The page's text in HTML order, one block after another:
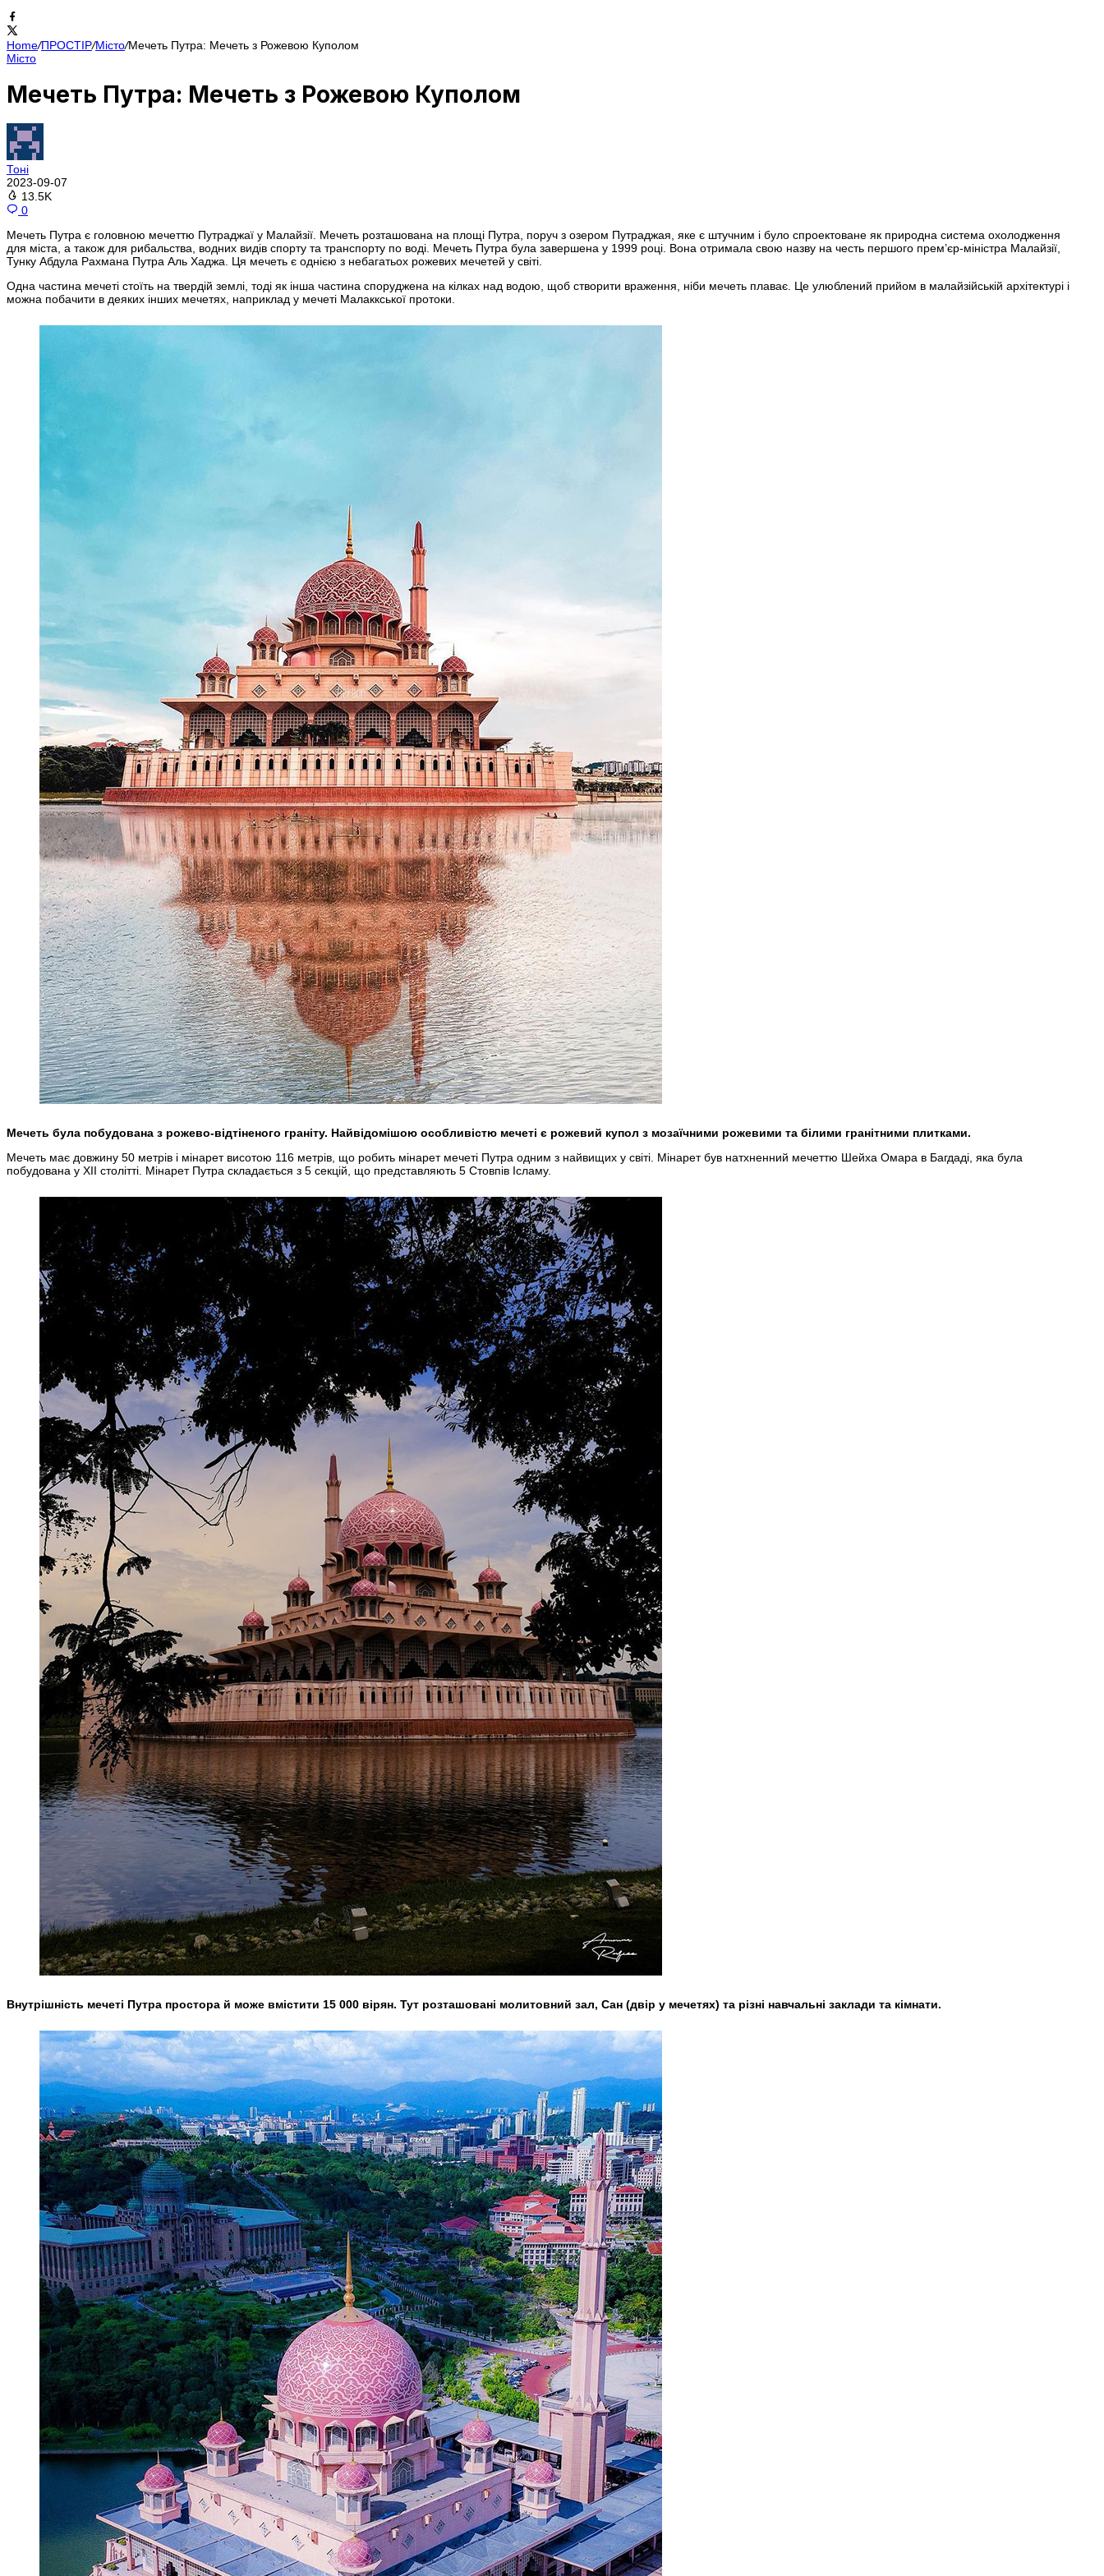
Home/ПРОСТІР/Місто/Мечеть Путра: Мечеть з Рожевою Куполом
Місто
Мечеть Путра: Мечеть з Рожевою Куполом
Тоні
2023-09-07
13.5K
0
Мечеть Путра є головною мечеттю Путраджаї у Малайзії. Мечеть розташована на площі Путра, поруч з озером Путраджая, яке є штучним і було спроектоване як природна система охолодження
для міста, а також для рибальства, водних видів спорту та транспорту по воді. Мечеть Путра була завершена у 1999 році. Вона отримала свою назву на честь першого прем’єр-міністра Малайзії,
Тунку Абдула Рахмана Путра Аль Хаджа. Ця мечеть є однією з небагатьох рожевих мечетей у світі.
Одна частина мечеті стоїть на твердій землі, тоді як інша частина споруджена на кілках над водою, щоб створити враження, ніби мечеть плаває. Це улюблений прийом в малайзійській архітектурі і
можна побачити в деяких інших мечетях, наприклад у мечеті Малаккської протоки.
Мечеть була побудована з рожево-відтіненого граніту. Найвідомішою особливістю мечеті є рожевий купол з мозаїчними рожевими та білими гранітними плитками.
Мечеть має довжину 50 метрів і мінарет висотою 116 метрів, що робить мінарет мечеті Путра одним з найвищих у світі. Мінарет був натхненний мечеттю Шейха Омара в Багдаді, яка була
побудована у XII столітті. Мінарет Путра складається з 5 секцій, що представляють 5 Стовпів Ісламу.
Внутрішність мечеті Путра простора й може вмістити 15 000 вірян. Тут розташовані молитовний зал, Сан (двір у мечетях) та різні навчальні заклади та кімнати.